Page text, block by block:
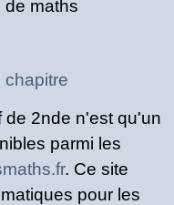
chapitre
de 2nde n'est qu'un
parmi les
. Ce site
pour les